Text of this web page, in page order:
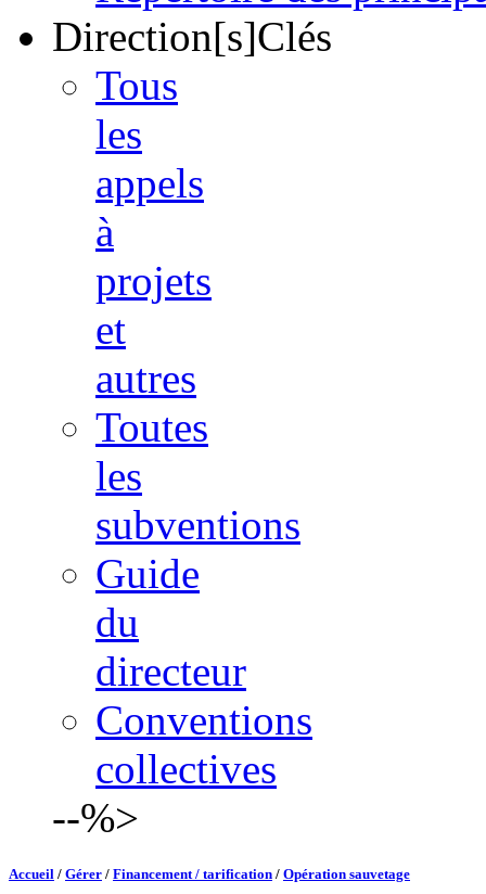
Direction[s]Clés
Tous
les
appels
à
projets
et
autres
Toutes
les
subventions
Guide
du
directeur
Conventions
collectives
--%>
Accueil / Gérer / Financement / tarification / Opération sauvetage